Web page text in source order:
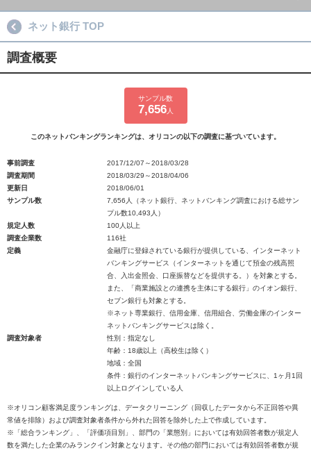
ネット銀行 TOP
調査概要
サンプル数
7,656人
このネットバンキングランキングは、オリコンの以下の調査に基づいています。
事前調査
2017/12/07～2018/03/28
調査期間
2018/03/29～2018/04/06
更新日
2018/06/01
サンプル数
7,656人（ネット銀行、ネットバンキング調査における総サン
プル数10,493人）
規定人数
100人以上
調査企業数
116社
定義
金融庁に登録されている銀行が提供している、インターネット
バンキングサービス（インターネットを通じて預金の残高照
合、入出金照会、口座振替などを提供する。）を対象とする。
また、「商業施設との連携を主体にする銀行」のイオン銀行、
セブン銀行も対象とする。
※ネット専業銀行、信用金庫、信用組合、労働金庫のインター
ネットバンキングサービスは除く。
調査対象者
性別：指定なし
年齢：18歳以上（高校生は除く）
地域：全国
条件：銀行のインターネットバンキングサービスに、1ヶ月1回
以上ログインしている人
※オリコン顧客満足度ランキングは、データクリーニング（回収したデータから不正回答や異
常値を排除）および調査対象者条件から外れた回答を除外した上で作成しています。
※「総合ランキング」、「評価項目別」、部門の「業態別」においては有効回答者数が規定人
数を満たした企業のみランクイン対象となります。その他の部門においては有効回答者数が規